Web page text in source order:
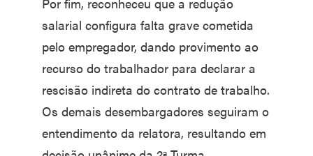
salarial configura falta grave cometida
pelo empregador, dando provimento ao
recurso do trabalhador para declarar a
rescisão indireta do contrato de trabalho.
Os demais desembargadores seguiram o
entendimento da relatora, resultando em